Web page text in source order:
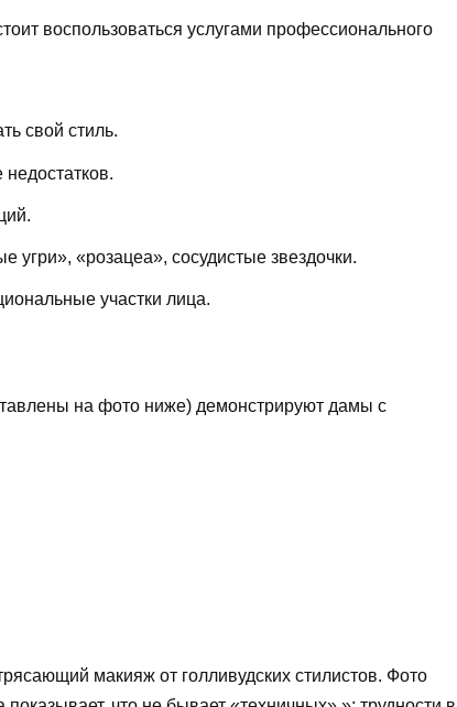
воспользоваться услугами профессионального
свой стиль.
«розацеа», сосудистые звездочки.
участки лица.
на фото ниже) демонстрируют дамы с
макияж от голливудских стилистов. Фото